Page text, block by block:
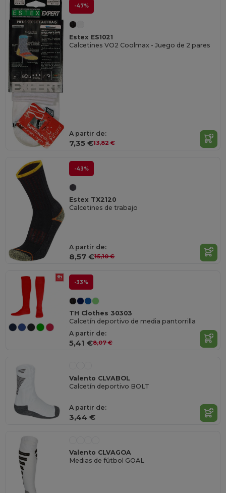
-47%
Estex ES1021
Calcetines VO2 Coolmax - Juego de 2 pares
A partir de:
7,35 €13,82 €
-43%
Estex TX2120
Calcetines de trabajo
A partir de:
8,57 €15,10 €
-33%
TH Clothes 30303
Calcetín deportivo de media pantorrilla
A partir de:
5,41 €8,07 €
Valento CLVABOL
Calcetín deportivo BOLT
A partir de:
3,44 €
Valento CLVAGOA
Medias de fútbol GOAL